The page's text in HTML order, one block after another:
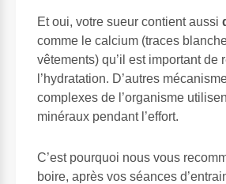
Et oui, votre sueur contient aussi
comme le calcium (traces
vêtements) qu’il est important de
l’hydratation. D’autres
complexes de l’organisme
minéraux pendant l’effort.
C’est pourquoi nous vous
boire, après vos séances